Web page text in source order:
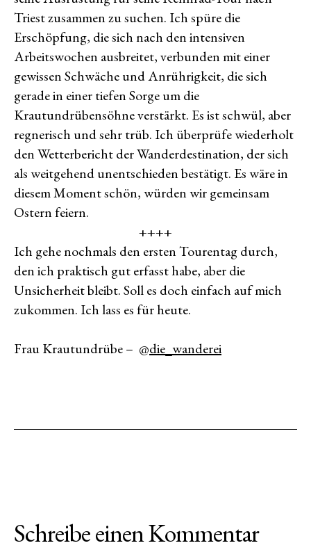
Triest zusammen zu suchen. Ich spüre die
Erschöpfung, die sich nach den intensiven
Arbeitswochen ausbreitet, verbunden mit einer
gewissen Schwäche und Anrührigkeit, die sich
gerade in einer tiefen Sorge um die
Krautundrübensöhne verstärkt. Es ist schwül, aber
regnerisch und sehr trüb. Ich überprüfe wiederholt
den Wetterbericht der Wanderdestination, der sich
als weitgehend unentschieden bestätigt. Es wäre in
diesem Moment schön, würden wir gemeinsam
Ostern feiern.
++++
Ich gehe nochmals den ersten Tourentag durch,
den ich praktisch gut erfasst habe, aber die
Unsicherheit bleibt. Soll es doch einfach auf mich
zukommen. Ich lass es für heute.
Frau Krautundrübe – @die_wanderei
Schreibe einen Kommentar